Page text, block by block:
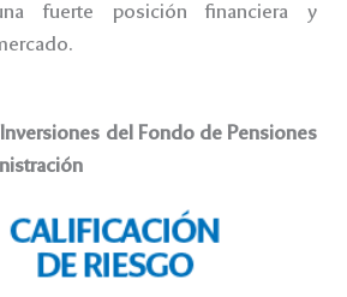
fuerte posición financiera y
del Fondo de Pensiones